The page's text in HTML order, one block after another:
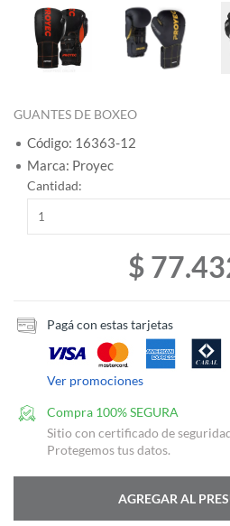
GUANTES DE BOXEO
Código: 16363-12
Marca: Proyec
Cantidad:
$
Pagá con estas tarjetas
Ver promociones
Compra 100% SEGURA
Sitio con certificado de
Protegemos tus datos.
AGREGAR AL